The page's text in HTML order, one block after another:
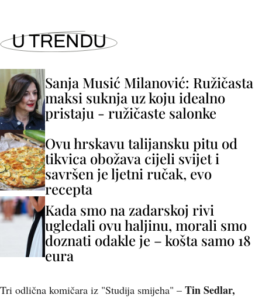
U TRENDU
Sanja Musić Milanović: Ružičasta
maksi suknja uz koju idealno
pristaju - ružičaste salonke
Ovu hrskavu talijansku pitu od
tikvica obožava cijeli svijet i
savršen je ljetni ručak, evo
recepta
Kada smo na zadarskoj rivi
ugledali ovu haljinu, morali smo
doznati odakle je – košta samo 18
eura
Tri odlična komičara iz "Studija smijeha" – Tin Sedlar,